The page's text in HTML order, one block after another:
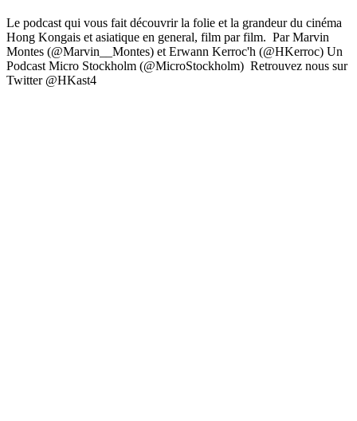
Le podcast qui vous fait découvrir la folie et la grandeur du cinéma
Hong Kongais et asiatique en general, film par film. Par Marvin
Montes (@Marvin__Montes) et Erwann Kerroc'h (@HKerroc) Un
Podcast Micro Stockholm (@MicroStockholm) Retrouvez nous sur
Twitter @HKast4